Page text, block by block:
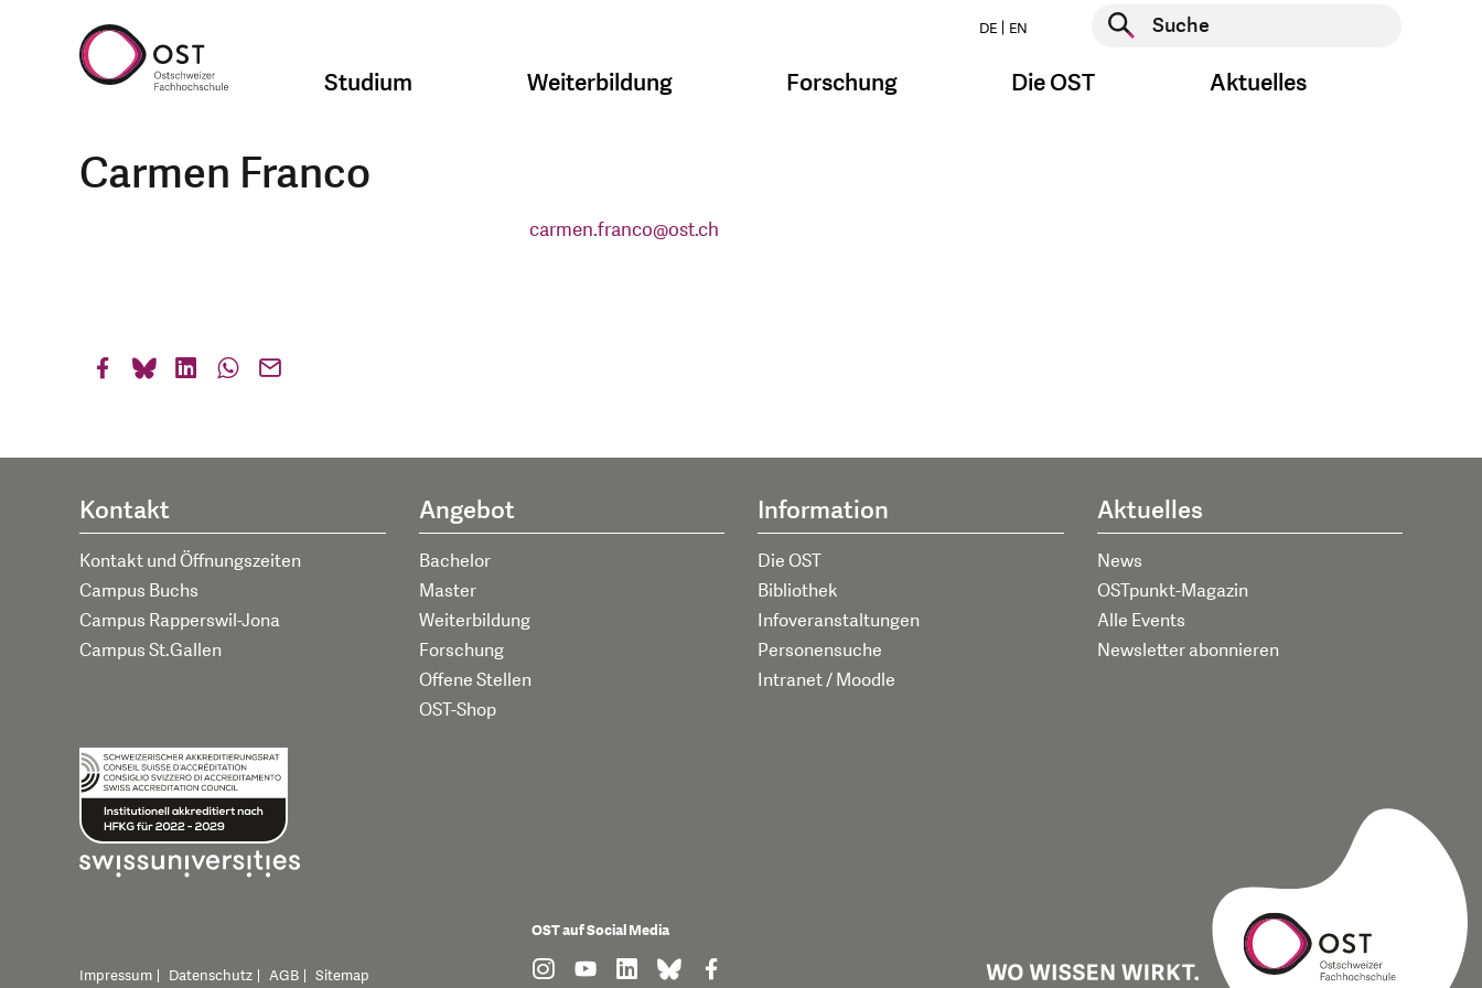
DE EN
Suche starten
Studium Weiterbildung Forschung Die OST Aktuelles
Carmen Franco
carmen.franco@ost.ch
Kontakt
Kontakt und Öffnungszeiten
Campus Buchs
Campus Rapperswil-Jona
Campus St.Gallen
Angebot
Bachelor
Master
Weiterbildung
Forschung
Offene Stellen
OST-Shop
Information
Die OST
Bibliothek
Infoveranstaltungen
Personensuche
Intranet / Moodle
Aktuelles
News
OSTpunkt-Magazin
Alle Events
Newsletter abonnieren
Impressum Datenschutz AGB Sitemap
OST auf Social Media
find us on: instagram
find us on: youtube
find us on: linkedin
find us on: bluesky
find us on: facebook